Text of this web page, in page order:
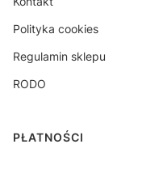
Polityka cookies
Regulamin sklepu
RODO
PŁATNOŚCI